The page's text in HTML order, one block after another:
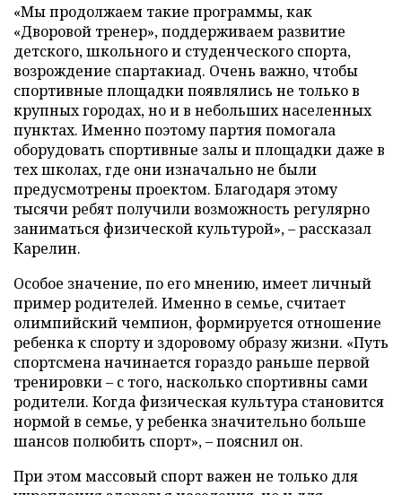
«Мы продолжаем такие программы, как
«Дворовой тренер», поддерживаем развитие
детского, школьного и студенческого спорта,
возрождение спартакиад. Очень важно, чтобы
спортивные площадки появлялись не только в
крупных городах, но и в небольших населенных
пунктах. Именно поэтому партия помогала
оборудовать спортивные залы и площадки даже в
тех школах, где они изначально не были
предусмотрены проектом. Благодаря этому
тысячи ребят получили возможность регулярно
заниматься физической культурой», – рассказал
Карелин.
Особое значение, по его мнению, имеет личный
пример родителей. Именно в семье, считает
олимпийский чемпион, формируется отношение
ребенка к спорту и здоровому образу жизни. «Путь
спортсмена начинается гораздо раньше первой
тренировки – с того, насколько спортивны сами
родители. Когда физическая культура становится
нормой в семье, у ребенка значительно больше
шансов полюбить спорт», – пояснил он.
При этом массовый спорт важен не только для